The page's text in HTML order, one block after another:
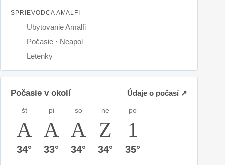
SPRIEVODCA AMALFI
Ubytovanie Amalfi
Počasie · Neapol
Letenky
Počasie v okolí Údaje o počasí ↗
št
34°
pi
33°
so
34°
ne
34°
po
35°